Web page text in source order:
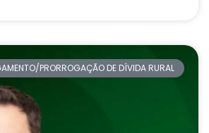
PRORROGAÇÃO DE DÍVIDA RURAL